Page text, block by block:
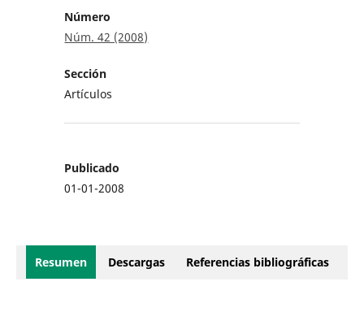
Número
Núm. 42 (2008)
Sección
Artículos
Publicado
01-01-2008
Resumen Descargas Referencias bibliográficas